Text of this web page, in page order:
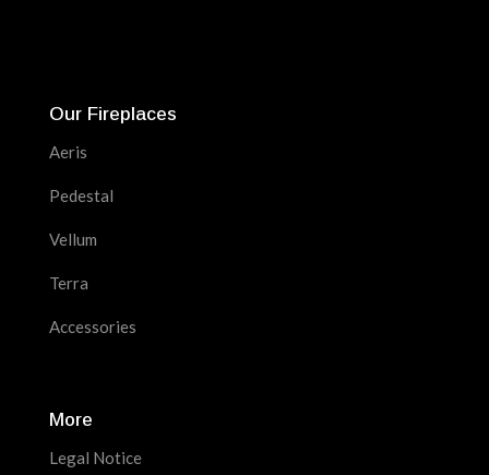
Our Fireplaces
Aeris
Pedestal
Vellum
Terra
Accessories
More
Legal Notice